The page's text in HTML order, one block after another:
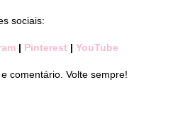
sociais:
| Pinterest | YouTube
comentário. Volte sempre!